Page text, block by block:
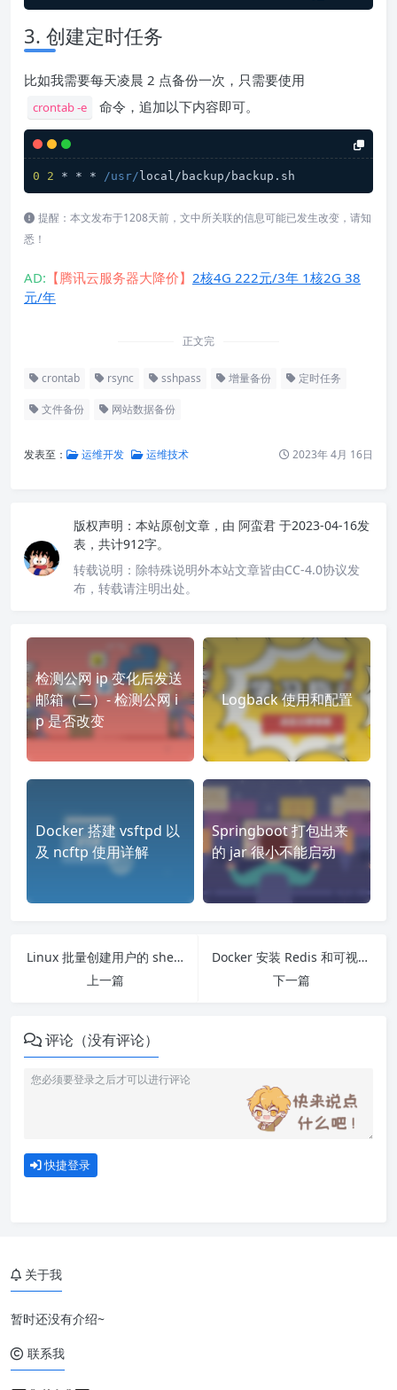
3. 创建定时任务
比如我需要每天凌晨 2 点备份一次，只需要使用
crontab -e 命令，追加以下内容即可。
0 2 * * * /usr/ local/backup/backup. sh
提醒：本文发布于1208天前，文中所关联的信息可能已发生改变，请知
悉！
AD: 【腾讯云服务器大降价】 2核4G 222元/3年 1核2G 38
元/年
正文完
crontab rsync sshpass 增量备份 定时任务
文件备份 网站数据备份
发表至： 运维开发 运维技术 2023年 4月 16日
版权声明： 本站原创文章，由 阿蛮君 于2023-04-16发
表，共计912字。
转载说明： 除特殊说明外本站文章皆由CC-4.0协议发
布，转载请注明出处。
检测公网 ip 变化后发送
邮箱（二）- 检测公网 i
p 是否改变
Logback 使用和配置
Docker 搭建 vsftpd 以
及 ncftp 使用详解
Springboot 打包出来
的 jar 很小不能启动
Linux 批量创建用户的 shell 脚本
上一篇
Docker 安装 Redis 和可视化工具 Redisinsight
下一篇
评论（没有评论）
快捷登录
关于我
暂时还没有介绍~
联系我